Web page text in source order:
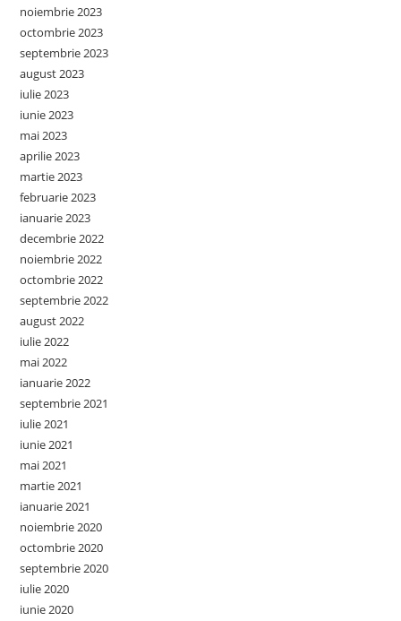
noiembrie 2023
octombrie 2023
septembrie 2023
august 2023
iulie 2023
iunie 2023
mai 2023
aprilie 2023
martie 2023
februarie 2023
ianuarie 2023
decembrie 2022
noiembrie 2022
octombrie 2022
septembrie 2022
august 2022
iulie 2022
mai 2022
ianuarie 2022
septembrie 2021
iulie 2021
iunie 2021
mai 2021
martie 2021
ianuarie 2021
noiembrie 2020
octombrie 2020
septembrie 2020
iulie 2020
iunie 2020